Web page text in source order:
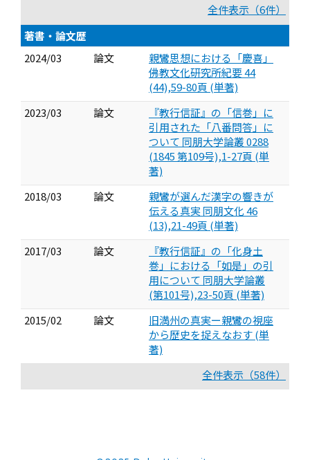
全件表示（6件）
著書・論文歴
2024/03
論文
親鸞思想における「慶喜」
佛教文化研究所紀要 44
(44),59-80頁 (単著)
2023/03
論文
『教行信証』の「信巻」に
引用された「八番問答」に
ついて 同朋大学論叢 0288
(1845 第109号),1-27頁 (単
著)
2018/03
論文
親鸞が選んだ漢字の響きが
伝える真実 同朋文化 46
(13),21-49頁 (単著)
2017/03
論文
『教行信証』の「化身土
巻」における「如是」の引
用について 同朋大学論叢
(第101号),23-50頁 (単著)
2015/02
論文
旧満州の真実ー親鸞の視座
から歴史を捉えなおす (単
著)
全件表示（58件）